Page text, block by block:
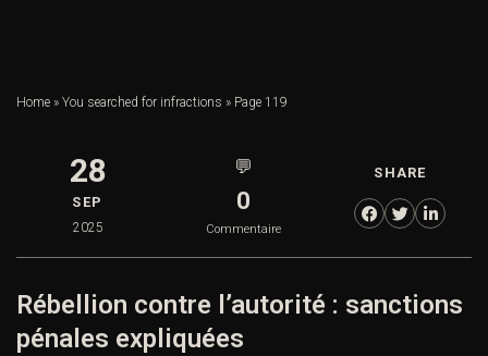
Home » You searched for infractions » Page 119
28
SEP
2025
💬
0
Commentaire
SHARE
Rébellion contre l’autorité : sanctions
pénales expliquées